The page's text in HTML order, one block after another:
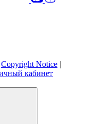
Copyright Notice |
кабинет